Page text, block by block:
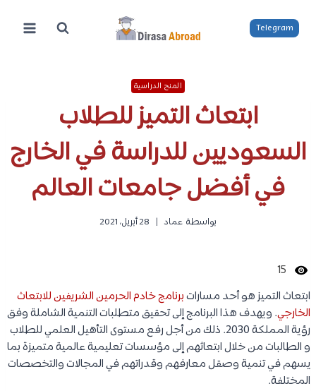
المحتوى
Telegram
المنح الدراسية
ابتعاث التميز للطلاب
السعوديين للدراسة في الخارج
في أفضل جامعات العالم
بواسطة عماد 28 أبريل، 2021
15
ابتعاث التميز هو أحد مساراتبرنامج خادم الحرمين الشريفين للابتعاث
الخارجي. ويهدف هذا البرنامج إلى تحقيق متطلبات التنمية الشاملة وفق
رؤية المملكة 2030. ذلك من أجل رفع مستوى التأهيل العلمي للطلاب
و الطالبات من خلال ابتعاثهم إلى مؤسسات تعليمية عالمية متميزة بما
يسهم في تنمية وصقل معارفهم وقدراتهم في المجالات والتخصصات
المختلفة.